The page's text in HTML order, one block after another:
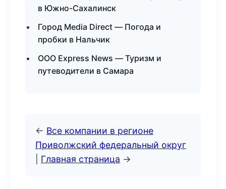
в Южно-Сахалинск
Город Media Direct — Погода и
пробки в Нальчик
ООО Express News — Туризм и
путеводители в Самара
← Все компании в регионе
Приволжский федеральный округ
Главная страница →